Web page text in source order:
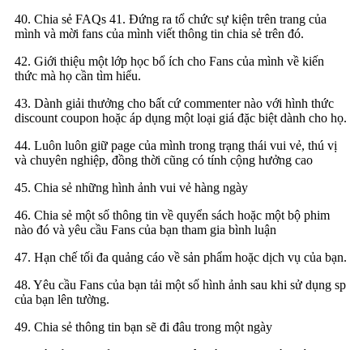
40. Chia sẻ FAQs 41. Đứng ra tổ chức sự kiện trên trang của
mình và mời fans của mình viết thông tin chia sẻ trên đó.
42. Giới thiệu một lớp học bổ ích cho Fans của mình về kiến
thức mà họ cần tìm hiểu.
43. Dành giải thưởng cho bất cứ commenter nào với hình thức
discount coupon hoặc áp dụng một loại giá đặc biệt dành cho họ.
44. Luôn luôn giữ page của mình trong trạng thái vui vẻ, thú vị
và chuyên nghiệp, đồng thời cũng có tính cộng hưởng cao
45. Chia sẻ những hình ảnh vui vẻ hàng ngày
46. Chia sẻ một số thông tin về quyển sách hoặc một bộ phim
nào đó và yêu cầu Fans của bạn tham gia bình luận
47. Hạn chế tối đa quảng cáo về sản phẩm hoặc dịch vụ của bạn.
48. Yêu cầu Fans của bạn tải một số hình ảnh sau khi sử dụng sp
của bạn lên tường.
49. Chia sẻ thông tin bạn sẽ đi đâu trong một ngày